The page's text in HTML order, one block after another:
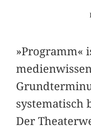
»Programm«
systematisch
Der